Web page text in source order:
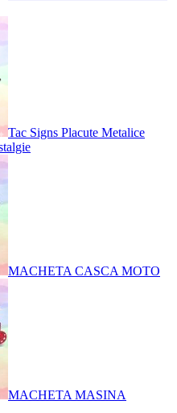
Tac Signs Placute Metalice
MACHETA CASCA MOTO
MACHETA MASINA